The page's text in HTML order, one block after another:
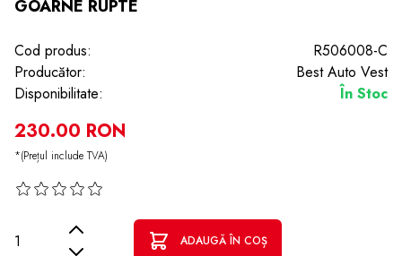
GOARNE RUPTE
Cod produs:
R506008-C
Producător:
Best Auto Vest
Disponibilitate:
În Stoc
230.00 RON
*(Prețul include TVA)
ADAUGĂ ÎN COȘ